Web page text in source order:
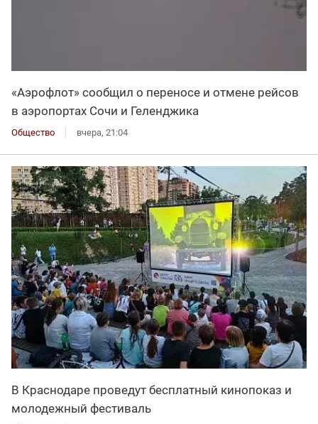
«Аэрофлот» сообщил о переносе и отмене рейсов
в аэропортах Сочи и Геленджика
Общество вчера, 21:04
В Краснодаре проведут бесплатный кинопоказ и
молодежный фестиваль